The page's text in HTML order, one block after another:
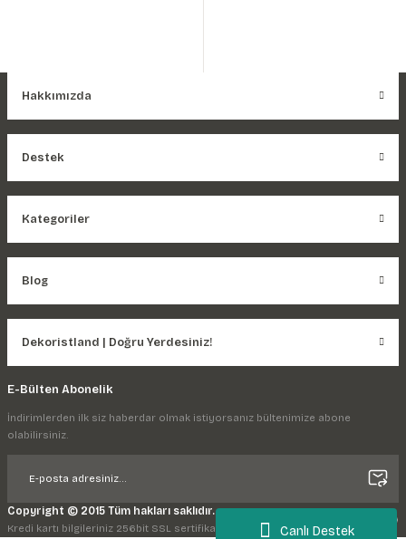
Canlı Destek
Hakkımızda
Destek
Kategoriler
Blog
Dekoristland | Doğru Yerdesiniz!
E-Bülten Abonelik
İndirimlerden ilk siz haberdar olmak istiyorsanız bültenimize abone
olabilirsiniz.
Copyright © 2015 Tüm hakları saklıdır.
Kredi kartı bilgileriniz 256bit SSL sertifikası ile korunmaktadır.